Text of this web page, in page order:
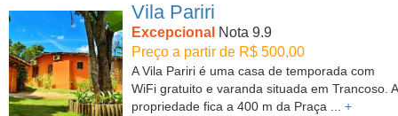
Vila Pariri
Excepcional Nota 9.9
Preço a partir de R$ 500,00
A Vila Pariri é uma casa de temporada com
WiFi gratuito e varanda situada em Trancoso. A
propriedade fica a 400 m da Praça ... +